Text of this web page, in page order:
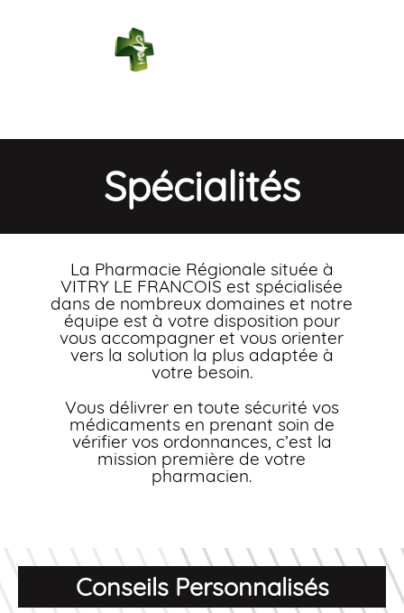
Spécialités
La Pharmacie Régionale située à
VITRY LE FRANCOIS est spécialisée
dans de nombreux domaines et notre
équipe est à votre disposition pour
vous accompagner et vous orienter
vers la solution la plus adaptée à
votre besoin.
Vous délivrer en toute sécurité vos
médicaments en prenant soin de
vérifier vos ordonnances, c’est la
mission première de votre
pharmacien.
Conseils Personnalisés